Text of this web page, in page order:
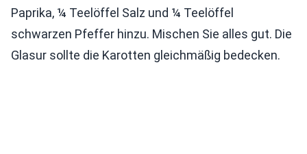
Paprika, ¼ Teelöffel Salz und ¼ Teelöffel
schwarzen Pfeffer hinzu. Mischen Sie alles gut. Die
Glasur sollte die Karotten gleichmäßig bedecken.